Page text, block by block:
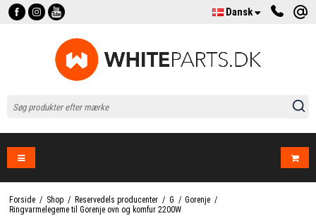
Dansk
Forside / Shop / Reservedels producenter / G / Gorenje /
Ringvarmelegeme til Gorenje ovn og komfur 2200W